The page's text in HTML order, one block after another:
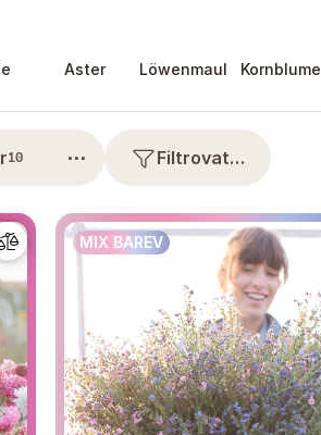
Aster Löwenmaul Kornblume
10 ⋯ Filtrovat…
MIX BAREV